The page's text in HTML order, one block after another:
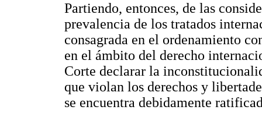
Partiendo, entonces, de las
prevalencia de los tratados
consagrada en el ordenamiento
en el ámbito del derecho
Corte declarar la
que violan los derechos y
se encuentra debidamente